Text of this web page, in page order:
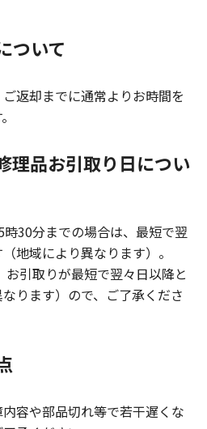
ついて
返却までに通常よりお時間を
理品お引取り日につい
30分までの場合は、最短で翌
地域により異なります）。
引取りが最短で翌々日以降と
ります）ので、ご了承くださ
容や部品切れ等で若干遅くな